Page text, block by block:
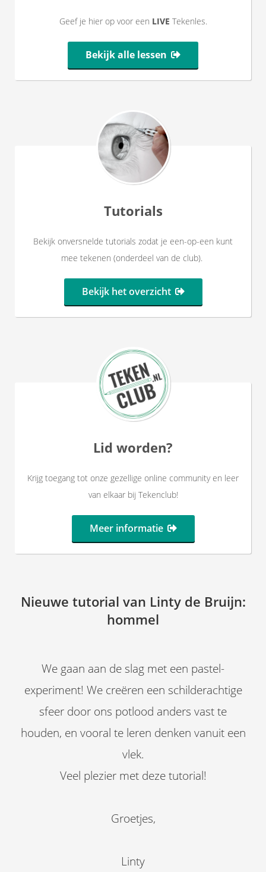
Geef je hier op voor een LIVE Tekenles.
Bekijk alle lessen
Tutorials
Bekijk onversnelde tutorials zodat je een-op-een kunt
mee tekenen (onderdeel van de club).
Bekijk het overzicht
Lid worden?
Krijg toegang tot onze gezellige online community en leer
van elkaar bij Tekenclub!
Meer informatie
Nieuwe tutorial van Linty de Bruijn:
hommel
We gaan aan de slag met een pastel-
experiment! We creëren een schilderachtige
sfeer door ons potlood anders vast te
houden, en vooral te leren denken vanuit een
vlek.
Veel plezier met deze tutorial!
Groetjes,
Linty